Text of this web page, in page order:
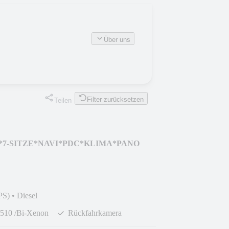
Über uns
Teilen Filter zurücksetzen
*7-SITZE*NAVI*PDC*KLIMA*PANO
• Diesel
/Bi-Xenon Rückfahrkamera